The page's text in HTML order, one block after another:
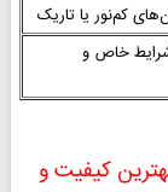
کم‌نور یا تاریک
خاص و
کیفیت و